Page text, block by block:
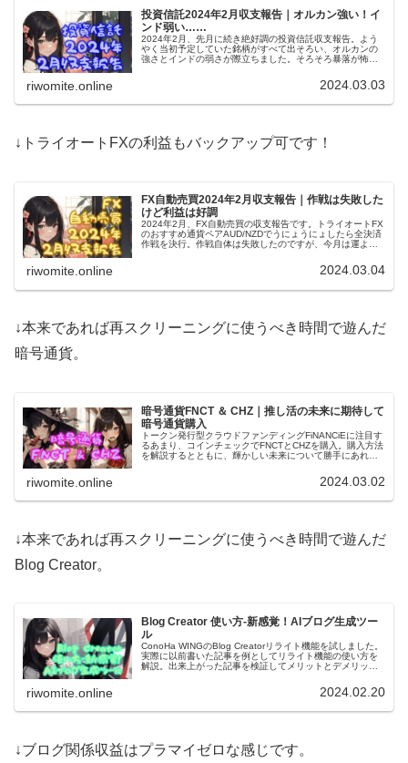
投資信託2024年2月収支報告｜オルカン強い！イ
ンド弱い……
2024年2月、先月に続き絶好調の投資信託収支報告。よう
やく当初予定していた銘柄がすべて出そろい、オルカンの
強さとインドの弱さが際立ちました。そろそろ暴落が怖い
riwomite.online 2024.03.03
↓トライオートFXの利益もバックアップ可です！
FX自動売買2024年2月収支報告｜作戦は失敗した
けど利益は好調
2024年2月、FX自動売買の収支報告です。トライオートFX
のおすすめ通貨ペアAUD/NZDでうにょうにょしたら全決済
作戦を決行。作戦自体は失敗したのですが、今月は運よく
riwomite.online 2024.03.04
↓本来であれば再スクリーニングに使うべき時間で遊んだ
暗号通貨。
暗号通貨FNCT ＆ CHZ｜推し活の未来に期待して
暗号通貨購入
トークン発行型クラウドファンディングFiNANCiEに注目す
るあまり、コインチェックでFNCTとCHZを購入。購入方法
を解説するとともに、輝かしい未来について勝手にあれこ
riwomite.online 2024.03.02
↓本来であれば再スクリーニングに使うべき時間で遊んだ
Blog Creator。
Blog Creator 使い方-新感覚！AIブログ生成ツー
ル
ConoHa WINGのBlog Creatorリライト機能を試しました。
実際に以前書いた記事を例としてリライト機能の使い方を
解説。出来上がった記事を検証してメリットとデメリット
riwomite.online 2024.02.20
↓ブログ関係収益はプラマイゼロな感じです。